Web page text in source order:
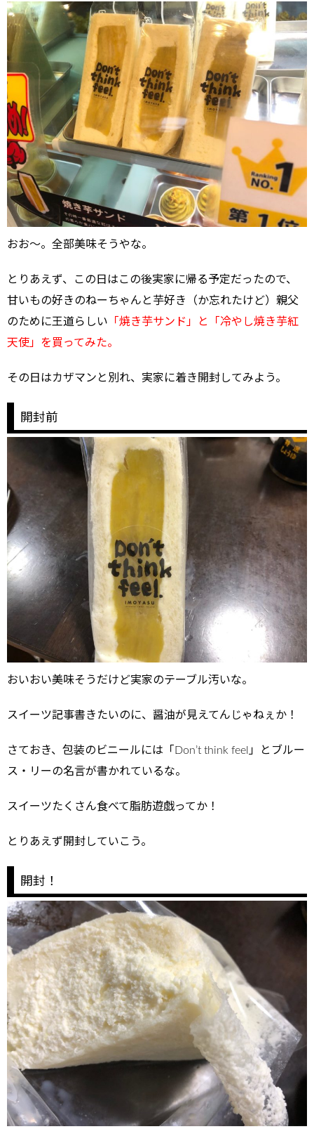
おお～。全部美味そうやな。
とりあえず、この日はこの後実家に帰る予定だったので、
甘いもの好きのねーちゃんと芋好き（か忘れたけど）親父
のために王道らしい 「焼き芋サンド」と「冷やし焼き芋紅
天使」を買ってみた。
その日はカザマンと別れ、実家に着き開封してみよう。
開封前
おいおい美味そうだけど実家のテーブル汚いな。
スイーツ記事書きたいのに、醤油が見えてんじゃねぇか！
さておき、包装のビニールには「Don’t think feel」とブルー
ス・リーの名言が書かれているな。
スイーツたくさん食べて脂肪遊戯ってか！
とりあえず開封していこう。
開封！